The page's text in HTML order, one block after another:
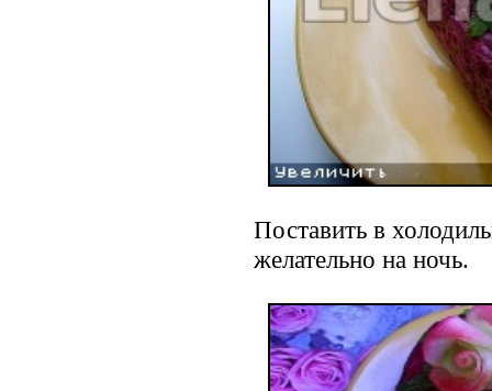
Поставить в
желательно на ночь.